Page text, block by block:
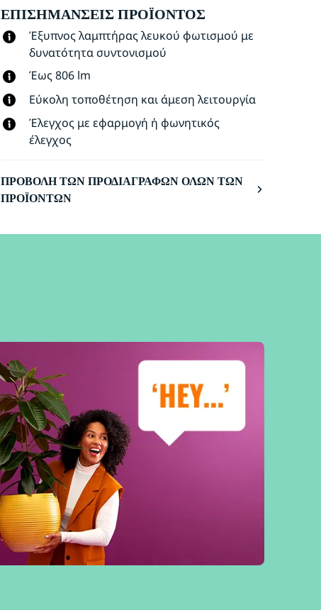
ΕΠΙΣΗΜΆΝΣΕΙΣ ΠΡΟΪΌΝΤΟΣ
Έξυπνος λαμπτήρας λευκού φωτισμού με
δυνατότητα συντονισμού
Έως 806 lm
Εύκολη τοποθέτηση και άμεση λειτουργία
Έλεγχος με εφαρμογή ή φωνητικός
έλεγχος
ΠΡΟΒΟΛΉ ΤΩΝ ΠΡΟΔΙΑΓΡΑΦΏΝ ΌΛΩΝ ΤΩΝ
ΠΡΟΪΌΝΤΩΝ